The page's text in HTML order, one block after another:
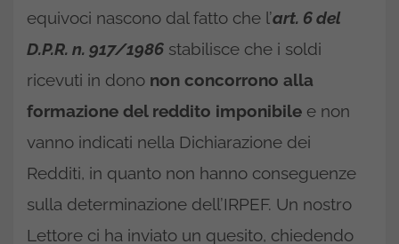
equivoci nascono dal fatto che l’art. 6 del
D.P.R. n. 917/1986 stabilisce che i soldi
ricevuti in dono non concorrono alla
formazione del reddito imponibile e non
vanno indicati nella Dichiarazione dei
Redditi, in quanto non hanno conseguenze
sulla determinazione dell’IRPEF. Un nostro
Lettore ci ha inviato un quesito, chiedendo